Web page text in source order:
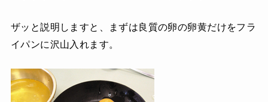
ザッと説明しますと、まずは良質の卵の卵黄だけをフラ
イパンに沢山入れます。